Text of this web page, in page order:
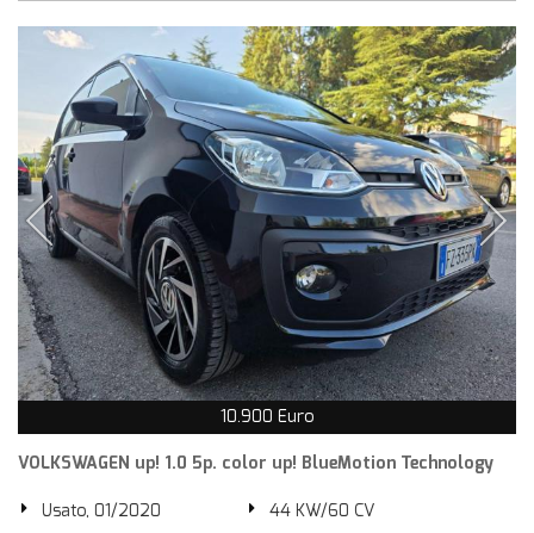
10.900 Euro
VOLKSWAGEN up! 1.0 5p. color up! BlueMotion Technology
Usato, 01/2020
44 KW/60 CV